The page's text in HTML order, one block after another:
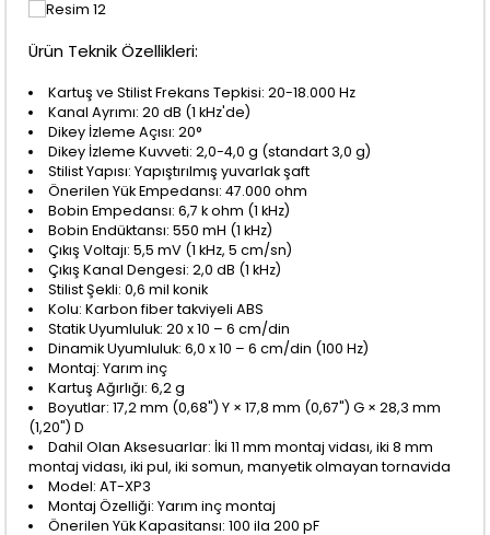
Ürün Teknik Özellikleri:
Kartuş ve Stilist Frekans Tepkisi: 20-18.000 Hz
Kanal Ayrımı: 20 dB (1 kHz'de)
Dikey İzleme Açısı: 20°
Dikey İzleme Kuvveti: 2,0-4,0 g (standart 3,0 g)
Stilist Yapısı: Yapıştırılmış yuvarlak şaft
Önerilen Yük Empedansı: 47.000 ohm
Bobin Empedansı: 6,7 k ohm (1 kHz)
Bobin Endüktansı: 550 mH (1 kHz)
Çıkış Voltajı: 5,5 mV (1 kHz, 5 cm/sn)
Çıkış Kanal Dengesi: 2,0 dB (1 kHz)
Stilist Şekli: 0,6 mil konik
Kolu: Karbon fiber takviyeli ABS
Statik Uyumluluk: 20 x 10 – 6 cm/din
Dinamik Uyumluluk: 6,0 x 10 – 6 cm/din (100 Hz)
Montaj: Yarım inç
Kartuş Ağırlığı: 6,2 g
Boyutlar: 17,2 mm (0,68") Y × 17,8 mm (0,67") G × 28,3 mm
(1,20") D
Dahil Olan Aksesuarlar: İki 11 mm montaj vidası, iki 8 mm
montaj vidası, iki pul, iki somun, manyetik olmayan tornavida
Model: AT-XP3
Montaj Özelliği: Yarım inç montaj
Önerilen Yük Kapasitansı: 100 ila 200 pF